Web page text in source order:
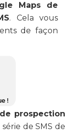
Maps de
. Cela vous
de façon
prospection
de SMS de